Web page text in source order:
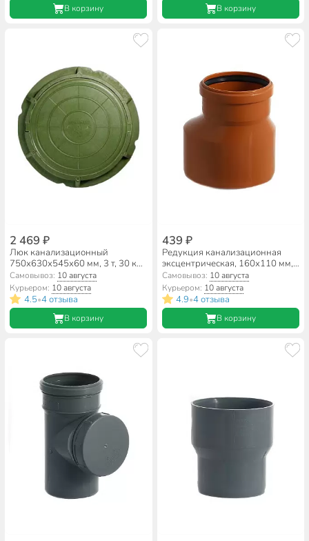
В корзину В корзину
2 469 ₽
Люк канализационный
750х630х545х60 мм, 3 т, 30 кН,
полимер, 00000004675
Самовывоз: 10 августа
Курьером: 10 августа
4.5•4 отзыва
В корзину
439 ₽
Редукция канализационная
эксцентрическая, 160х110 мм,
RTP, наружная, полипропилен,
рыжая, 36646
Самовывоз: 10 августа
Курьером: 10 августа
4.9•4 отзыва
В корзину